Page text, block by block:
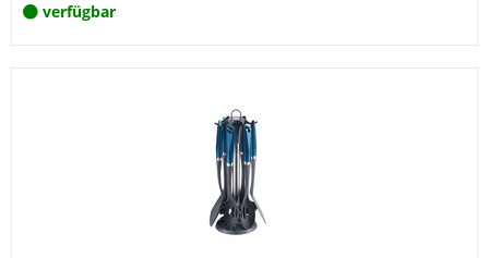
verfügbar